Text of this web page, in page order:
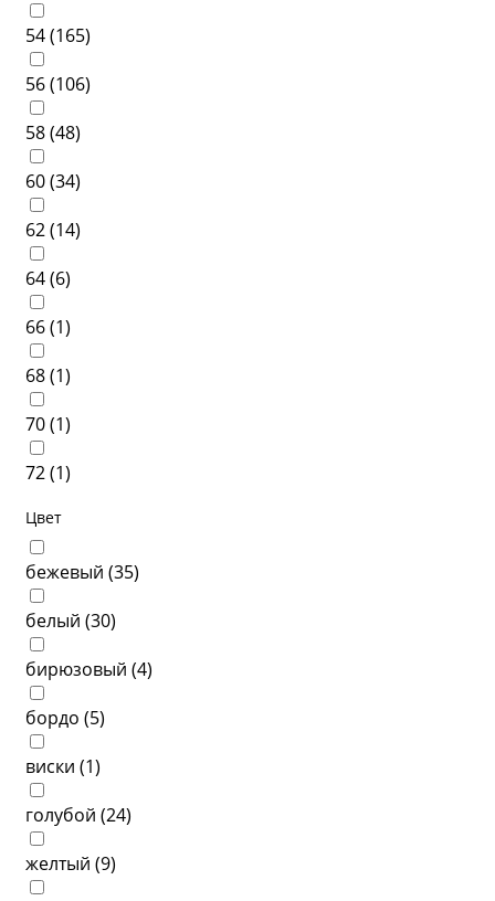
54 (165)
56 (106)
58 (48)
60 (34)
62 (14)
64 (6)
66 (1)
68 (1)
70 (1)
72 (1)
Цвет
бежевый (35)
белый (30)
бирюзовый (4)
бордо (5)
виски (1)
голубой (24)
желтый (9)